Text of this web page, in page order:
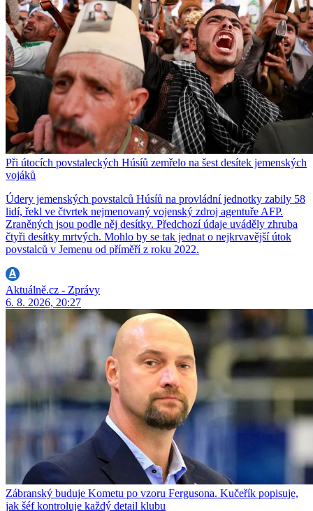
Při útocích povstaleckých Húsíů zemřelo na šest desítek jemenských
vojáků
Údery jemenských povstalců Húsíů na provládní jednotky zabily 58
lidí, řekl ve čtvrtek nejmenovaný vojenský zdroj agentuře AFP.
Zraněných jsou podle něj desítky. Předchozí údaje uváděly zhruba
čtyři desítky mrtvých. Mohlo by se tak jednat o nejkrvavější útok
povstalců v Jemenu od příměří z roku 2022.
Aktuálně.cz - Zprávy
6. 8. 2026, 20:27
Zábranský buduje Kometu po vzoru Fergusona. Kučeřík popisuje,
jak šéf kontroluje každý detail klubu